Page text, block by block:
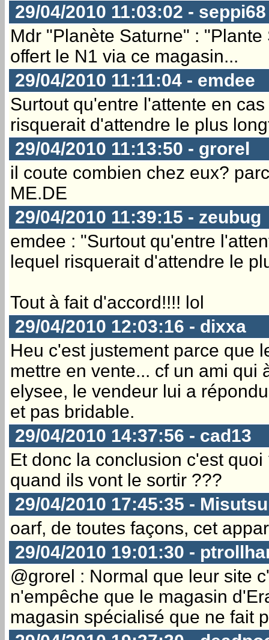
29/04/2010 11:03:02 - seppi68
Mdr "Planète Saturne" :
offert le N1 via ce magasin...
29/04/2010 11:11:04 - emdee
Surtout qu'entre l'attente en
risquerait d'attendre le plus
29/04/2010 11:13:50 - grorel
il coute combien chez eux?
ME.DE
29/04/2010 11:39:15 - zeubug
emdee : "Surtout qu'entre
lequel risquerait d'attendre le
Tout à fait d'accord!!!! lol
29/04/2010 12:03:16 - dixxa
Heu c'est justement parce que
mettre en vente... cf un ami
elysee, le vendeur lui a
et pas bridable.
29/04/2010 14:37:56 - cad13
Et donc la conclusion c'est
quand ils vont le sortir ???
29/04/2010 17:45:35 - Misutsu
oarf, de toutes façons, cet
29/04/2010 19:01:30 -
@grorel : Normal que leur site
n'empêche que le magasin
magasin spécialisé que ne fait